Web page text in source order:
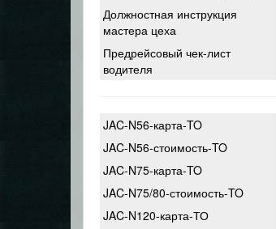
Должностная инструкция
мастера цеха
Предрейсовый чек-лист
водителя
JAC-N56-карта-TO
JAC-N56-стоимость-TO
JAC-N75-карта-TO
JAC-N75/80-стоимость-TO
JAC-N120-карта-ТО